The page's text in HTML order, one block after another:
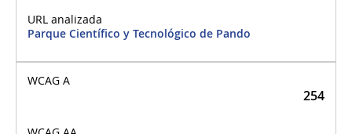
Parque Científico y Tecnológico de Pando
254